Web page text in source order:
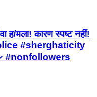
ह/मला! कारण स्पष्ट नहीं!
#sherghaticity
#nonfollowers